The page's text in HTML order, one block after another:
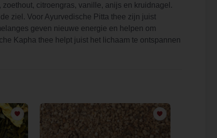
citroengras, vanille, anijs en kruidnagel.
ziel. Voor Ayurvedische Pitta thee zijn juist
geven nieuwe energie en helpen om
Kapha thee helpt juist het lichaam te ontspannen